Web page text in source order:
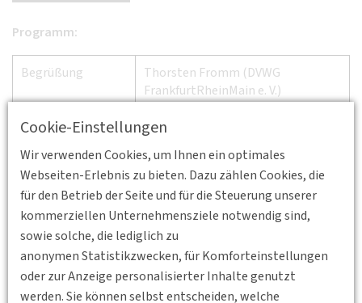
Cookie-Einstellungen
Wir verwenden Cookies, um Ihnen ein optimales
Webseiten-Erlebnis zu bieten. Dazu zählen Cookies, die
für den Betrieb der Seite und für die Steuerung unserer
kommerziellen Unternehmensziele notwendig sind,
sowie solche, die lediglich zu
anonymen Statistikzwecken, für Komforteinstellungen
oder zur Anzeige personalisierter Inhalte genutzt
werden. Sie können selbst entscheiden, welche
Programm:
Begrüßung
Thorsten Fromm (DVWG
FrankfurtRheinMain e. V.)
Moderation
Prof. Dr. Claudia Hille
Karlsruhe)
Vortrag
Prof. Dr. Martina Lohmeier
(Hochschule RheinMain)
Vortrag Mark-Simon Krause
Darmstadt)
„Sicher, schnell und aktiv auf dem